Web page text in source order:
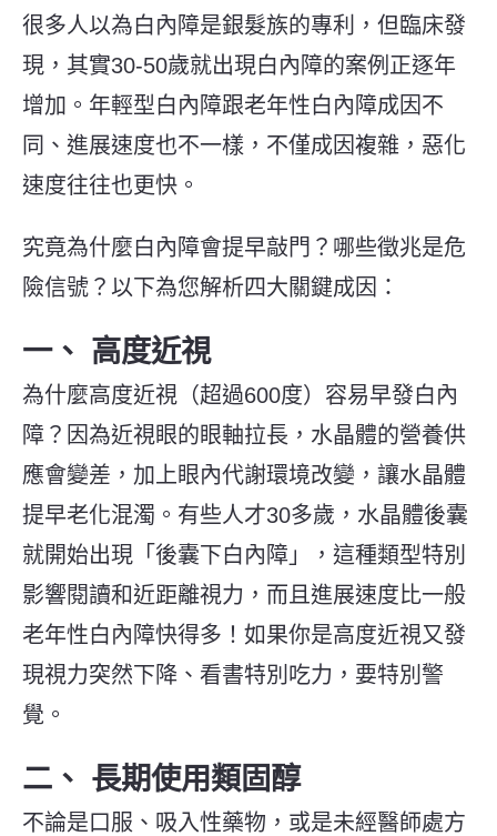
很多人以為白內障是銀髮族的專利，但臨床發
現，其實30-50歲就出現白內障的案例正逐年
增加。年輕型白內障跟老年性白內障成因不
同、進展速度也不一樣，不僅成因複雜，惡化
速度往往也更快。
究竟為什麼白內障會提早敲門？哪些徵兆是危
險信號？以下為您解析四大關鍵成因：
一、 高度近視
為什麼高度近視（超過600度）容易早發白內
障？因為近視眼的眼軸拉長，水晶體的營養供
應會變差，加上眼內代謝環境改變，讓水晶體
提早老化混濁。有些人才30多歲，水晶體後囊
就開始出現「後囊下白內障」，這種類型特別
影響閱讀和近距離視力，而且進展速度比一般
老年性白內障快得多！如果你是高度近視又發
現視力突然下降、看書特別吃力，要特別警
覺。
二、 長期使用類固醇
不論是口服、吸入性藥物，或是未經醫師處方